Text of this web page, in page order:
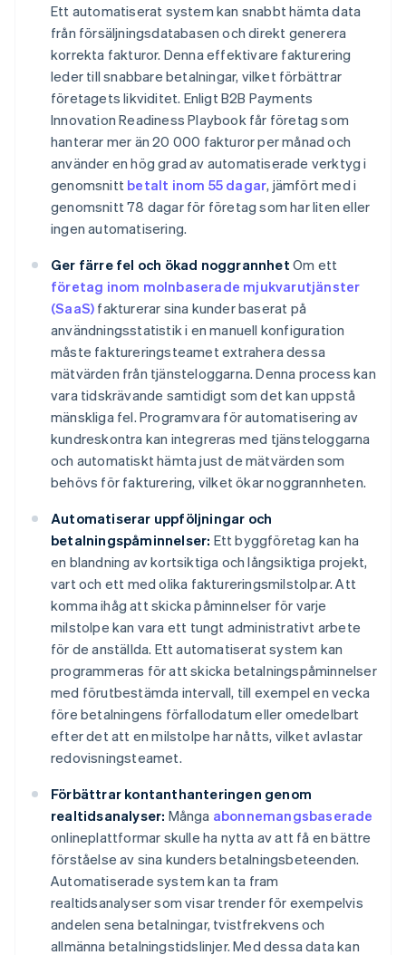
Ett automatiserat system kan snabbt hämta data
från försäljningsdatabasen och direkt generera
korrekta fakturor. Denna effektivare fakturering
leder till snabbare betalningar, vilket förbättrar
företagets likviditet. Enligt B2B Payments
Innovation Readiness Playbook får företag som
hanterar mer än 20 000 fakturor per månad och
använder en hög grad av automatiserade verktyg i
genomsnitt betalt inom 55 dagar, jämfört med i
genomsnitt 78 dagar för företag som har liten eller
ingen automatisering.
Ger färre fel och ökad noggrannhet Om ett
företag inom molnbaserade mjukvarutjänster
(SaaS) fakturerar sina kunder baserat på
användningsstatistik i en manuell konfiguration
måste faktureringsteamet extrahera dessa
mätvärden från tjänsteloggarna. Denna process kan
vara tidskrävande samtidigt som det kan uppstå
mänskliga fel. Programvara för automatisering av
kundreskontra kan integreras med tjänsteloggarna
och automatiskt hämta just de mätvärden som
behövs för fakturering, vilket ökar noggrannheten.
Automatiserar uppföljningar och
betalningspåminnelser: Ett byggföretag kan ha
en blandning av kortsiktiga och långsiktiga projekt,
vart och ett med olika faktureringsmilstolpar. Att
komma ihåg att skicka påminnelser för varje
milstolpe kan vara ett tungt administrativt arbete
för de anställda. Ett automatiserat system kan
programmeras för att skicka betalningspåminnelser
med förutbestämda intervall, till exempel en vecka
före betalningens förfallodatum eller omedelbart
efter det att en milstolpe har nåtts, vilket avlastar
redovisningsteamet.
Förbättrar kontanthanteringen genom
realtidsanalyser: Många abonnemangsbaserade
onlineplattformar skulle ha nytta av att få en bättre
förståelse av sina kunders betalningsbeteenden.
Automatiserade system kan ta fram
realtidsanalyser som visar trender för exempelvis
andelen sena betalningar, tvistfrekvens och
allmänna betalningstidslinjer. Med dessa data kan